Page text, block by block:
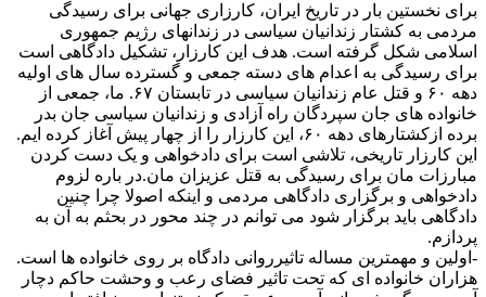
برای نخستین بار در تاریخ ایران، کارزاری جهانی برای رسیدگی
مردمی به کشتار زندانیان سیاسی در زندانهای رژیم جمهوری
اسلامی شکل گرفته است. هدف این کارزار، تشکیل دادگاهی است
برای رسیدگی به اعدام های دسته جمعی و گسترده سال های اولیه
دهه ۶٠ و قتل عام زندانیان سیاسی در تابستان ۶٧. ما، جمعی از
خانواده های جان سپردگان راه آزادی و زندانیان سیاسی جان بدر
برده ازکشتارهای دهه ۶٠، این کارزار را از چهار پیش آغاز کرده ایم.
این کارزار تاریخی، تلاشی است برای دادخواهی و یک دست کردن
مبارزات مان برای رسیدگی به قتل عزیزان مان.در باره لزوم
دادخواهی و برگزاری دادگاهی مردمی و اینکه اصولا چرا چنین
دادگاهی باید برگزار شود می توانم در چند محور در بحثم به آن به
پردازم.
-اولین و مهمترین مساله تاثیرروانی دادگاه بر روی خانواده ها است.
هزاران خانواده ای که تحت تاثیر فضای رعب و وحشت حاکم دچار